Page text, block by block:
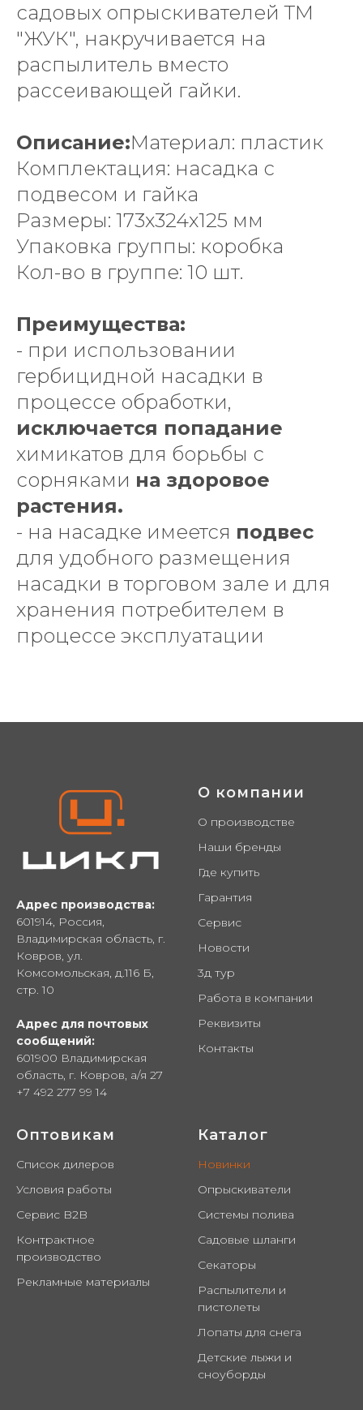
садовых опрыскивателей ТМ
"ЖУК", накручивается на
распылитель вместо
рассеивающей гайки.
Описание:Материал: пластик
Комплектация: насадка с
подвесом и гайка
Размеры: 173х324х125 мм
Упаковка группы: коробка
Кол-во в группе: 10 шт.
Преимущества:
- при использовании
гербицидной насадки в
процессе обработки,
исключается попадание
химикатов для борьбы с
сорняками на здоровое
растения.
- на насадке имеется подвес
для удобного размещения
насадки в торговом зале и для
хранения потребителем в
процессе эксплуатации
Адрес производства:
601914, Россия,
Владимирская область, г.
Ковров, ул.
Комсомольская, д.116 Б,
стр. 10
Адрес для почтовых
сообщений:
601900 Владимирская
область, г. Ковров, а/я 27
+7 492 277 99 14
О компании
О производстве
Наши бренды
Где купить
Гарантия
Сервис
Новости
3д тур
Работа в компании
Реквизиты
Контакты
Оптовикам
Список дилеров
Условия работы
Сервис B2B
Контрактное
производство
Рекламные материалы
Каталог
Новинки
Опрыскиватели
Системы полива
Садовые шланги
Секаторы
Распылители и
пистолеты
Лопаты для снега
Детские лыжи и
сноуборды